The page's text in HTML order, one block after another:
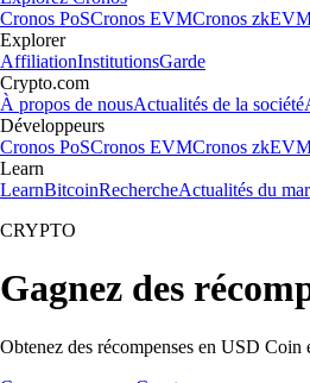
Cronos PoSCronos EVMCronos
Explorer
AffiliationInstitutionsGarde
Crypto.com
À propos de nousActualités de la société
Développeurs
Cronos PoSCronos EVMCronos
Learn
LearnBitcoinRechercheActualités du
CRYPTO
Gagnez des
Obtenez des récompenses en USD